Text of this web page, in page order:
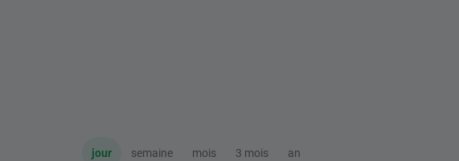
jour semaine mois 3 mois an